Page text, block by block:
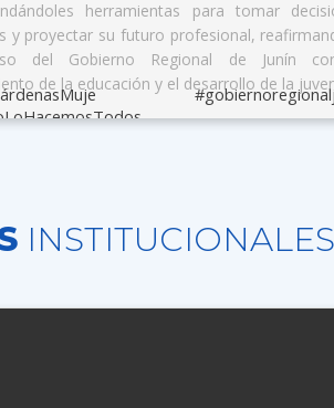
del Gobierno Regional de Junín
de la educación y el desarrollo de la
INSTITUCIONALES